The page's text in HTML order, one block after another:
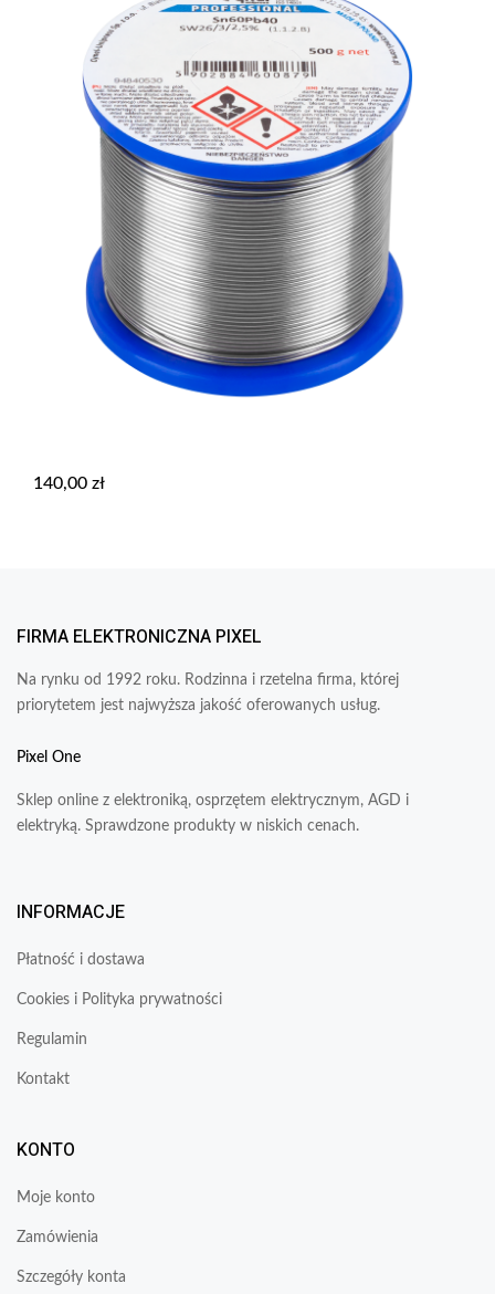
140,00 zł
FIRMA ELEKTRONICZNA PIXEL
Na rynku od 1992 roku. Rodzinna i rzetelna firma, której
priorytetem jest najwyższa jakość oferowanych usług.
Pixel One
Sklep online z elektroniką, osprzętem elektrycznym, AGD i
elektryką. Sprawdzone produkty w niskich cenach.
INFORMACJE
Płatność i dostawa
Cookies i Polityka prywatności
Regulamin
Kontakt
KONTO
Moje konto
Zamówienia
Szczegóły konta